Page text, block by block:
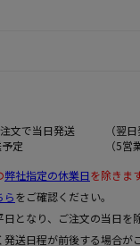
文で当日発送
（翌
定
（5
弊社指定の休業日を除きます
らをご確認ください。
となり、ご注文の当日を除
送日程が前後する場合がご